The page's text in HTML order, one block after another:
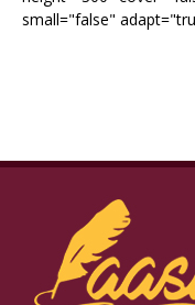
small="false"